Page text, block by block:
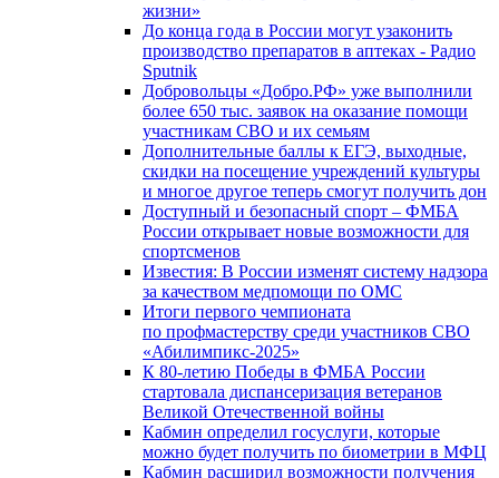
жизни»
До конца года в России могут узаконить
производство препаратов в аптеках - Радио
Sputnik
Добровольцы «Добро.РФ» уже выполнили
более 650 тыс. заявок на оказание помощи
участникам СВО и их семьям
Дополнительные баллы к ЕГЭ, выходные,
скидки на посещение учреждений культуры
и многое другое теперь смогут получить дон
Доступный и безопасный спорт – ФМБА
России открывает новые возможности для
спортсменов
Известия: В России изменят систему надзора
за качеством медпомощи по ОМС
Итоги первого чемпионата
по профмастерству среди участников СВО
«Абилимпикс-2025»
К 80-летию Победы в ФМБА России
стартовала диспансеризация ветеранов
Великой Отечественной войны
Кабмин определил госуслуги, которые
можно будет получить по биометрии в МФЦ
Кабмин расширил возможности получения